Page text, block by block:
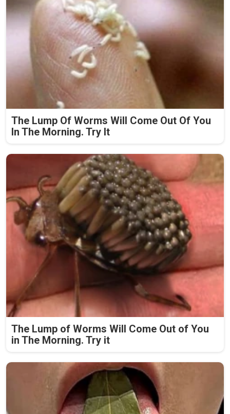
The Lump Of Worms Will Come Out Of You
In The Morning. Try It
The Lump of Worms Will Come Out of You
in The Morning. Try it